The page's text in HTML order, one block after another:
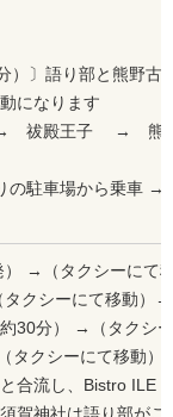
）〕語り部と熊野古
になります
→ 祓殿王子 → 熊
の駐車場から乗車
） →（タクシーに
タクシーにて移動
30分） →（タクシ
タクシーにて移動
合流し、Bistro ILE